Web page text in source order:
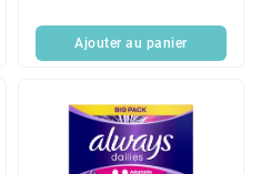
Ajouter au panier